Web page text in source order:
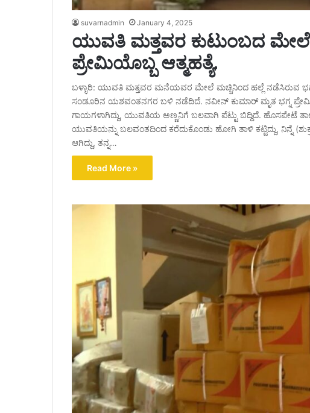
suvarnadmin January 4, 2025
ಯುವತಿ ಮತ್ತವರ ಕುಟುಂಬದ
ಪ್ರೇಮಿಯೊಬ್ಬ ಆತ್ಮಹತ್ಯೆ.
ಬಳ್ಳಾರಿ: ಯುವತಿ ಮತ್ತವರ ಮನೆಯವರ ಮೇಲೆ ಮಚ್ಚಿನಿಂದ ಹಲ್ಲೆ ನಡೆಸಿರುವ
ಸಂಡೂರಿನ ಯಶವಂತನಗರ ಬಳಿ ನಡೆದಿದೆ. ನವೀನ್​ ಕುಮಾರ್‌ ಮೃತ ಭಗ್ನ
ಗಾಯಗಳಾಗಿದ್ದು, ಯುವತಿಯ ಅಣ್ಣನಿಗೆ ಬಲವಾಗಿ ಪೆಟ್ಟು ಬಿದ್ದಿದೆ. ಹೊಸಪೇಟೆ
ಯುವತಿಯನ್ನು ಬಲವಂತದಿಂದ ಕರೆದುಕೊಂಡು ಹೋಗಿ ತಾಳಿ ಕಟ್ಟಿದ್ದು, ನಿನ್ನೆ
ಆಗಿದ್ದು, ತನ್ನ…
Read More »